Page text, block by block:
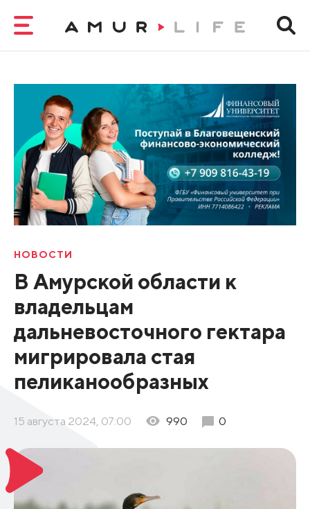
НОВОСТИ
В Амурской области к
владельцам
дальневосточного гектара
мигрировала стая
пеликанообразных
15 августа 2024, 07:00 990 0